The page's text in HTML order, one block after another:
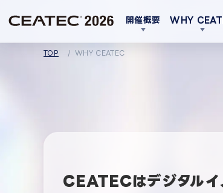
開催概要 WHY
TOP WHY CEATEC
CEATECはデジタルイ